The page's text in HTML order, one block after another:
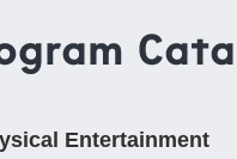
Entertainment